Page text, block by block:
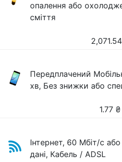
опалення або
сміття
2,071.54
Передплачений
хв, Без знижки або
1.77 ₴
Інтернет, 60 Мбіт/с
дані, Кабель / ADSL